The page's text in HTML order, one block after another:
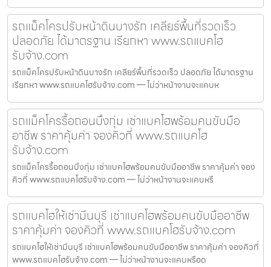
รถแม็คโครปรับหน้าดินบางรัก เคลียร์พื้นที่รวดเร็ว
ปลอดภัย ได้มาตรฐาน เรียกหา www.รถแบคโฮ
รับจ้าง.com
รถแม็คโครปรับหน้าดินบางรัก เคลียร์พื้นที่รวดเร็ว ปลอดภัย ได้มาตรฐาน
เรียกหา www.รถแบคโฮรับจ้าง.com — ไม่ว่าหน้างานจะแคบห
รถแม็คโครรื้อถอนบึงกุ่ม เช่าแบคโฮพร้อมคนขับมือ
อาชีพ ราคาคุ้มค่า จองคิวที่ www.รถแบคโฮ
รับจ้าง.com
รถแม็คโครรื้อถอนบึงกุ่ม เช่าแบคโฮพร้อมคนขับมืออาชีพ ราคาคุ้มค่า จอง
คิวที่ www.รถแบคโฮรับจ้าง.com — ไม่ว่าหน้างานจะแคบหรื
รถแบคโฮให้เช่ามีนบุรี เช่าแบคโฮพร้อมคนขับมืออาชีพ
ราคาคุ้มค่า จองคิวที่ www.รถแบคโฮรับจ้าง.com
รถแบคโฮให้เช่ามีนบุรี เช่าแบคโฮพร้อมคนขับมืออาชีพ ราคาคุ้มค่า จองคิวที่
www.รถแบคโฮรับจ้าง.com — ไม่ว่าหน้างานจะแคบหรือด